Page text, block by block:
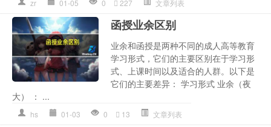
zr 01-05 0 227 文章列表
函授业余区别
业余和函授是两种不同的成人高等教育
学习形式，它们的主要区别在于学习形
式、上课时间以及适合的人群。以下是
它们的主要差异： 学习形式 业余（夜
大） ： ...
hs 01-03 0 13 文章列表